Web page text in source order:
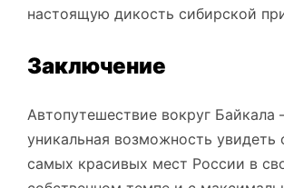
настоящую дикость сибирской
Заключение
Автопутешествие вокруг Байкала
уникальная возможность увидеть
самых красивых мест России в